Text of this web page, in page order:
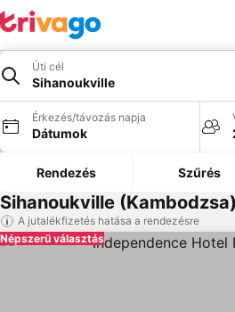
Úti cél
Sihanoukville
Érkezés/távozás napja
Dátumok
Rendezés Szűrés
Sihanoukville
A jutalékfizetés hatása a rendezésre
Népszerű választás